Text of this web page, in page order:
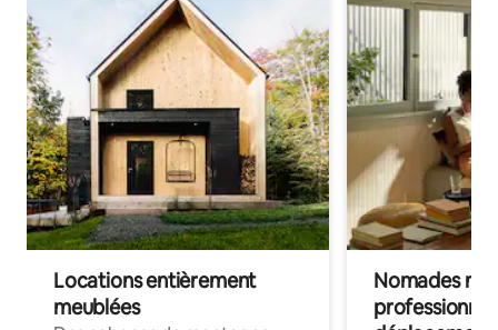
Locations entièrement
meublées
Nomades